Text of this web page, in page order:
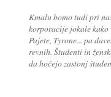
Kmalu bomo tudi pri
korporacije jokale kako
Pajete, Tyrone... pa
revnih. Študenti in
da hočejo zastonj